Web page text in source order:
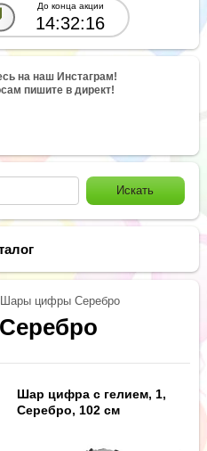
До конца акции
14:32:16
на наш Инстаграм!
пишите в директ!
Шары цифры Серебро
Шар цифра с гелием, 1,
Серебро, 102 см